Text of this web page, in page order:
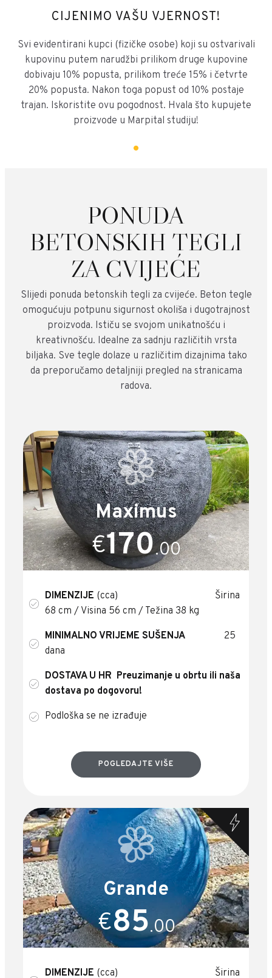
CIJENIMO VAŠU VJERNOST!
Svi evidentirani kupci (fizičke osobe) koji su ostvarivali
kupovinu putem narudžbi prilikom druge kupovine
dobivaju 10% popusta, prilikom treće 15% i četvrte
20% popusta. Nakon toga popust od 10% postaje
trajan. Iskoristite ovu pogodnost. Hvala što kupujete
proizvode u Marpital studiju!
PONUDA
BETONSKIH TEGLI
ZA CVIJEĆE
Slijedi ponuda betonskih tegli za cvijeće. Beton tegle
omogućuju potpunu sigurnost okoliša i dugotrajnost
proizvoda. Ističu se svojom unikatnošću i
kreativnošću. Idealne za sadnju različitih vrsta
biljaka. Sve tegle dolaze u različitim dizajnima tako
da preporučamo detaljniji pregled na stranicama
radova.
Maximus
€170.00
DIMENZIJE (cca) Širina
68 cm / Visina 56 cm / Težina 38 kg
MINIMALNO VRIJEME SUŠENJA 25
dana
DOSTAVA U HR Preuzimanje u obrtu ili naša
dostava po dogovoru!
Podloška se ne izrađuje
POGLEDAJTE VIŠE
Grande
€85.00
DIMENZIJE (cca) Širina